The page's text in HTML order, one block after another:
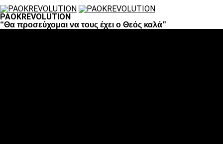
PAOKREVOLUTION
“Θα προσεύχομαι να τους έχει ο Θεός καλά”